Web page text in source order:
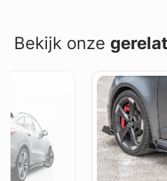
Bekijk onze